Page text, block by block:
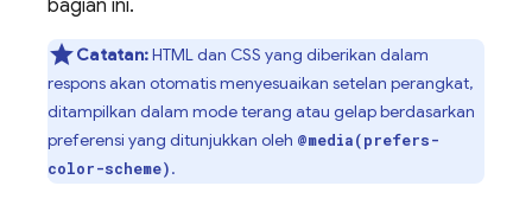
bagian ini.
Catatan:HTML dan CSS yang diberikan dalam
respons akan otomatis menyesuaikan setelan perangkat,
ditampilkan dalam mode terang atau gelap berdasarkan
preferensi yang ditunjukkan oleh @media(prefers-
color-scheme).